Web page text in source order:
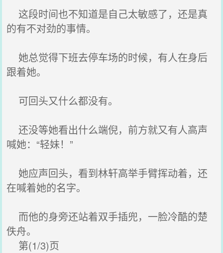
这段时间也不知道是自己太敏感了，还是真
的有不对劲的事情。
她总觉得下班去停车场的时候，有人在身后
跟着她。
可回头又什么都没有。
还没等她看出什么端倪，前方就又有人高声
喊她：“轻妹！”
她应声回头，看到林轩高举手臂挥动着，还
在喊着她的名字。
而他的身旁还站着双手插兜，一脸冷酷的楚
佚舟。
第(1/3)页